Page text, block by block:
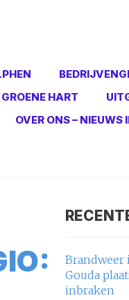
HART
OVER ONS – NIEUWS
Brandweer
Gouda
inbraken